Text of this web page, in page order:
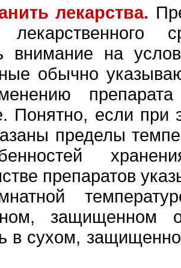
лекарства.
лекарственного
внимание на
обычно
Понятно, если при
пределы
препаратов
защищенном
в сухом,